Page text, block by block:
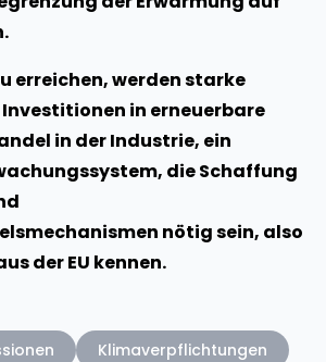
erreichen, werden starke
in erneuerbare
in der Industrie, ein
die Schaffung
nötig sein, also
der EU kennen.
Klimaverpflichtungen